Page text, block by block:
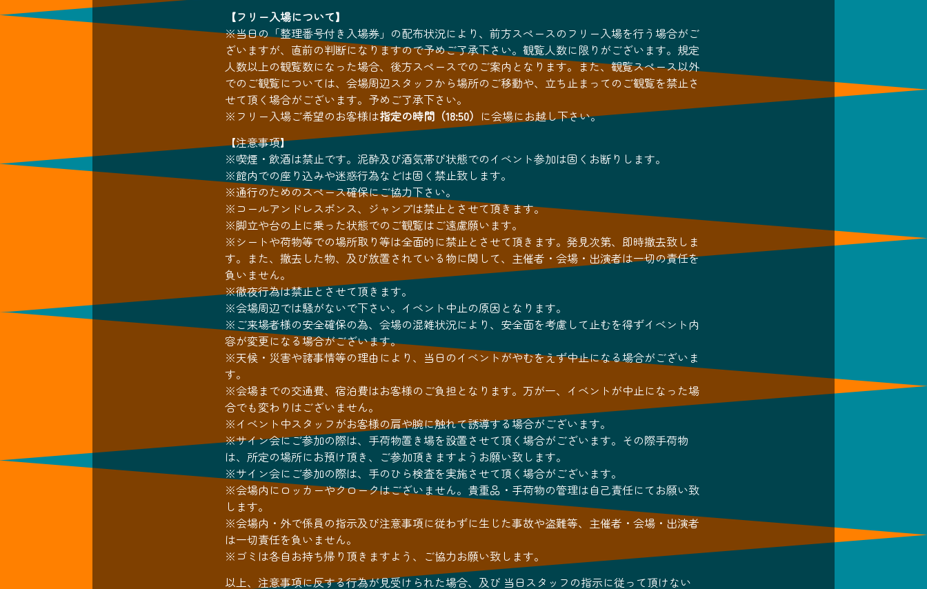
【フリー入場について】
※当日の「整理番号付き入場券」の配布状況により、前方スペースのフリー入場を行う場合がご
ざいますが、直前の判断になりますので予めご了承下さい。観覧人数に限りがございます。規定
人数以上の観覧数になった場合、後方スペースでのご案内となります。また、観覧スペース以外
でのご観覧については、会場周辺スタッフから場所のご移動や、立ち止まってのご観覧を禁止さ
せて頂く場合がございます。予めご了承下さい。
※フリー入場ご希望のお客様は指定の時間（18:50） に会場にお越し下さい。
【注意事項】
※喫煙・飲酒は禁止です。泥酔及び酒気帯び状態でのイベント参加は固くお断りします。
※館内での座り込みや迷惑行為などは固く禁止致します。
※通行のためのスペース確保にご協力下さい。
※コールアンドレスポンス、ジャンプは禁止とさせて頂きます。
※脚立や台の上に乗った状態でのご観覧はご遠慮願います。
※シートや荷物等での場所取り等は全面的に禁止とさせて頂きます。発見次第、即時撤去致しま
す。また、撤去した物、及び放置されている物に関して、主催者・会場・出演者は一切の責任を
負いません。
※徹夜行為は禁止とさせて頂きます。
※会場周辺では騒がないで下さい。イベント中止の原因となります。
※ご来場者様の安全確保の為、会場の混雑状況により、安全面を考慮して止むを得ずイベント内
容が変更になる場合がございます。
※天候・災害や諸事情等の理由により、当日のイベントがやむをえず中止になる場合がございま
す。
※会場までの交通費、宿泊費はお客様のご負担となります。万が一、イベントが中止になった場
合でも変わりはございません。
※イベント中スタッフがお客様の肩や腕に触れて誘導する場合がございます。
※サイン会にご参加の際は、手荷物置き場を設置させて頂く場合がございます。その際手荷物
は、所定の場所にお預け頂き、ご参加頂きますようお願い致します。
※サイン会にご参加の際は、手のひら検査を実施させて頂く場合がございます。
※会場内にロッカーやクロークはございません。貴重品・手荷物の管理は自己責任にてお願い致
します。
※会場内・外で係員の指示及び注意事項に従わずに生じた事故や盗難等、主催者・会場・出演者
は一切責任を負いません。
※ゴミは各自お持ち帰り頂きますよう、ご協力お願い致します。
以上、注意事項に反する行為が見受けられた場合、及び 当日スタッフの指示に従って頂けない